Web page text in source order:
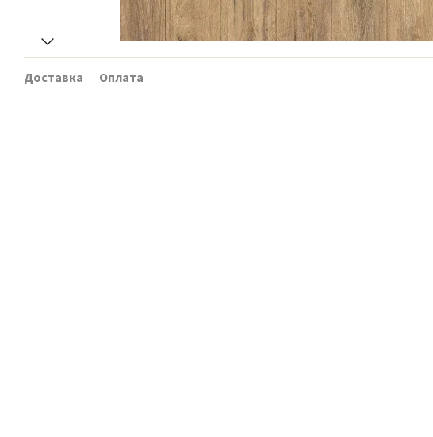
Доставка Оплата